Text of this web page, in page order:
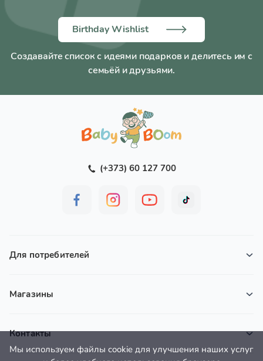
Birthday Wishlist
Создавайте список с идеями подарков и делитесь им с
семьёй и друзьями.
(+373) 60 127 700
Для потребителей
Магазины
Контакты
Мы используем файлы cookie для улучшения наших услуг